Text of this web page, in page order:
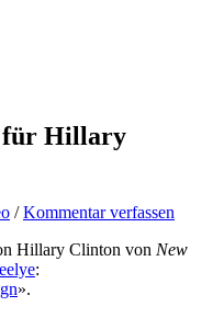
für Hillary
/Kommentar verfassen
Hillary Clinton von New
:
».